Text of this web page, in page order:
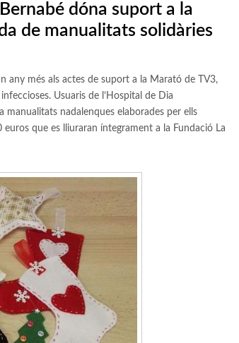
dóna suport a la
de manualitats solidàries
any més als actes de suport a la Marató de TV3,
Usuaris de l’Hospital de Dia
manualitats nadalenques elaborades per ells
que es lliuraran íntegrament a la Fundació La